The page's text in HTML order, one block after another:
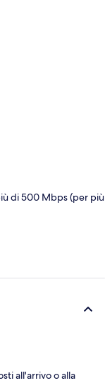
di 500 Mbps (per più
all'arrivo o alla